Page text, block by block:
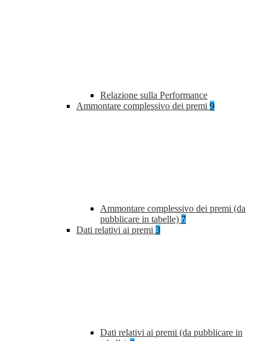
Relazione sulla Performance
Ammontare complessivo dei premi 9
Ammontare complessivo dei premi (da
pubblicare in tabelle) 7
Dati relativi ai premi 3
Dati relativi ai premi (da pubblicare in